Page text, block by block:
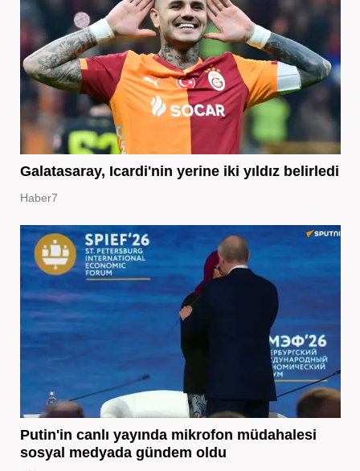
Galatasaray, Icardi'nin yerine iki yıldız belirledi
Haber7
Putin'in canlı yayında mikrofon müdahalesi
sosyal medyada gündem oldu